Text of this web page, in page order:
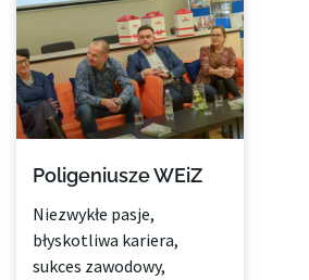
Poligeniusze WEiZ
Niezwykłe pasje,
błyskotliwa kariera,
sukces zawodowy,